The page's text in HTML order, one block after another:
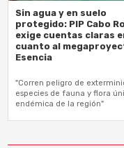
Sin agua y en suelo
protegido: PIP Cabo
exige cuentas claras
cuanto al
Esencia
"Corren peligro de
especies de fauna y flora
endémica de la región"